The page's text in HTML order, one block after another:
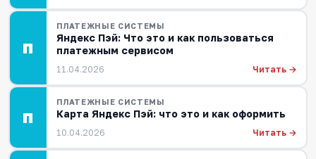
П
ПЛАТЕЖНЫЕ СИСТЕМЫ
Яндекс Пэй: Что это и как пользоваться
платежным сервисом
11.04.2026 Читать →
П
ПЛАТЕЖНЫЕ СИСТЕМЫ
Карта Яндекс Пэй: что это и как оформить
10.04.2026 Читать →